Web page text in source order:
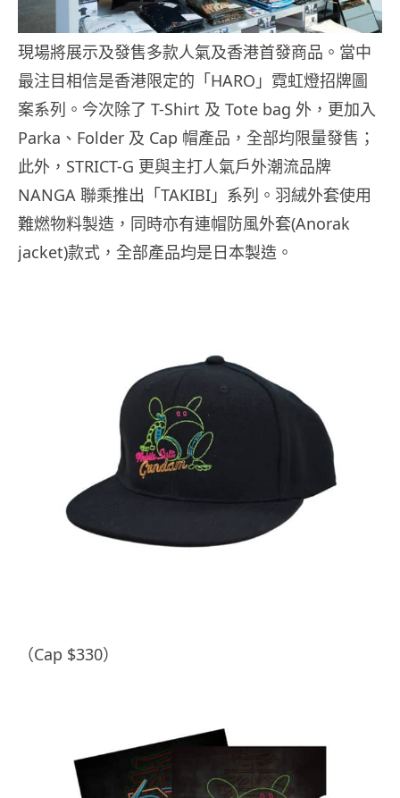
現場將展示及發售多款人氣及香港首發商品。當中
最注目相信是香港限定的「HARO」霓虹燈招牌圖
案系列。今次除了 T-Shirt 及 Tote bag 外，更加入
Parka、Folder 及 Cap 帽產品，全部均限量發售；
此外，STRICT-G 更與主打人氣戶外潮流品牌
NANGA 聯乘推出「TAKIBI」系列。羽絨外套使用
難燃物料製造，同時亦有連帽防風外套(Anorak
jacket)款式，全部產品均是日本製造。
（Cap $330）